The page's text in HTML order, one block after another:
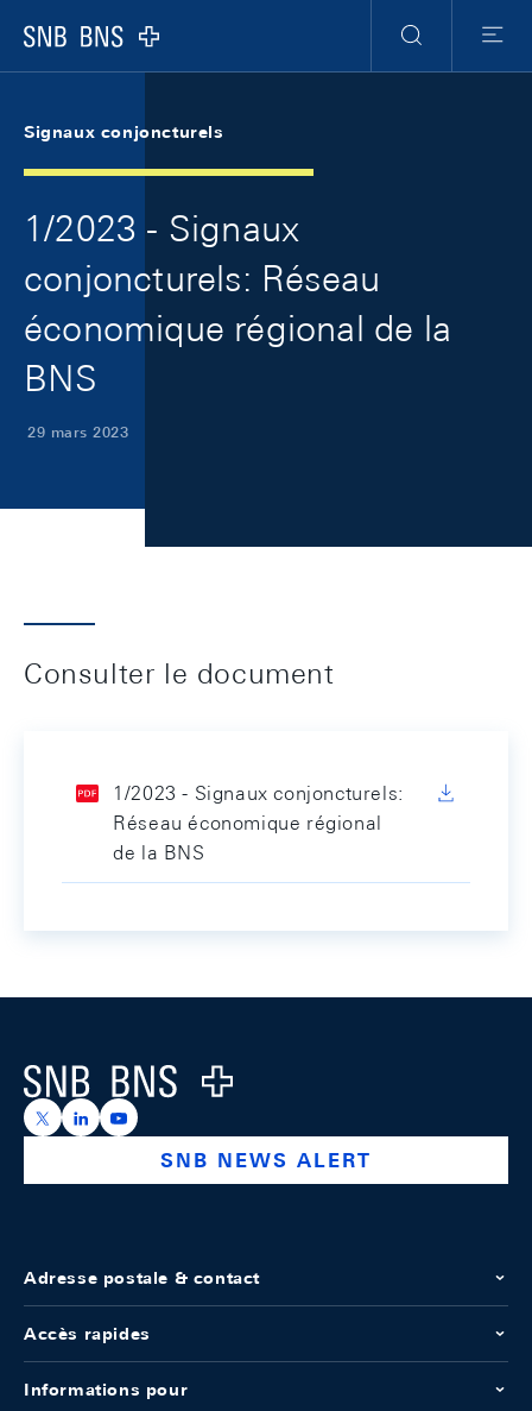
Logo
RechercheMenu
Signaux conjoncturels
1/2023 - Signaux
conjoncturels: Réseau
économique régional de la
BNS
29 mars 2023
Consulter le document
1/2023 - Signaux conjoncturels:
Réseau économique régional
de la BNS
Logo
https://x.com/snb_bns
https://ch.linkedin.com/company/swiss-national-
https://www.youtube.com/@swissnationalbank
SNB NEWS ALERT
Adresse postale & contact
Accès rapides
Informations pour